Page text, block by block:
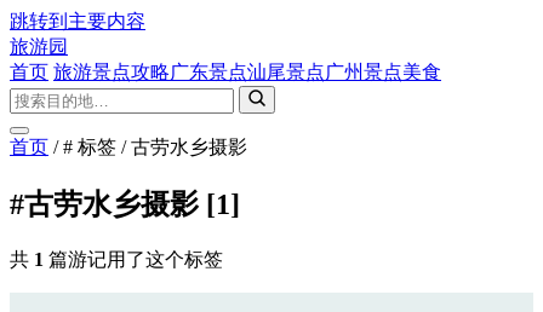
跳转到主要内容
旅游园
首页 旅游景点攻略广东景点汕尾景点广州景点美食
首页 / # 标签 / 古劳水乡摄影
#古劳水乡摄影 [1]
共 1 篇游记用了这个标签